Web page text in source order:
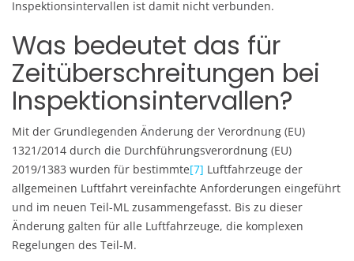
Inspektionsintervallen ist damit nicht verbunden.
Was bedeutet das für
Zeitüberschreitungen bei
Inspektionsintervallen?
Mit der Grundlegenden Änderung der Verordnung (EU)
1321/2014 durch die Durchführungsverordnung (EU)
2019/1383 wurden für bestimmte[7] Luftfahrzeuge der
allgemeinen Luftfahrt vereinfachte Anforderungen eingeführt
und im neuen Teil-ML zusammengefasst. Bis zu dieser
Änderung galten für alle Luftfahrzeuge, die komplexen
Regelungen des Teil-M.